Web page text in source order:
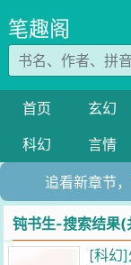
笔趣阁
首页 玄幻
科幻
言情
追看新章节
钝书生-搜索结果(
[科幻]